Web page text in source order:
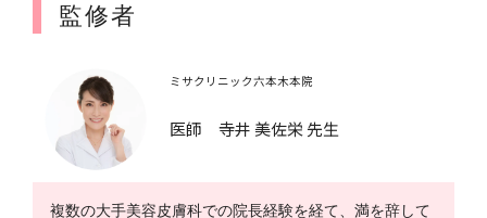
監修者
ミサクリニック六本木本院
医師 寺井 美佐栄 先生
複数の大手美容皮膚科での院長経験を経て、満を辞して